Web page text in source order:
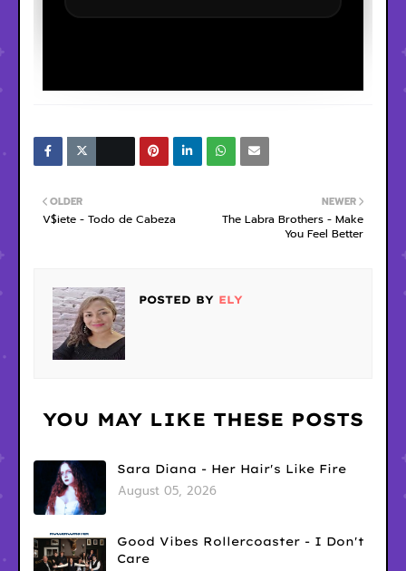
NEWER
The Labra Brothers - Make
You Feel Better
OLDER
V$iete - Todo de Cabeza
POSTED BY ELY
YOU MAY LIKE THESE POSTS
Sara Diana - Her Hair's Like Fire
August 05, 2026
Good Vibes Rollercoaster - I Don't
Care